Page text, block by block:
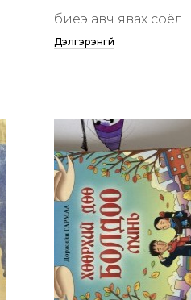
биеэ авч явах соёл
Дэлгэрэнгүй